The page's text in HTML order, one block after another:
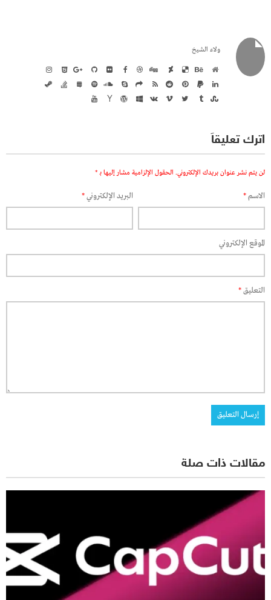
ولاء الشيخ
اترك تعليقاً
لن يتم نشر عنوان بريدك الإلكتروني. الحقول الإلزامية مشار إليها بـ *
الاسم* البريد الإلكتروني*
الموقع الإلكتروني
التعليق*
مقالات ذات صلة